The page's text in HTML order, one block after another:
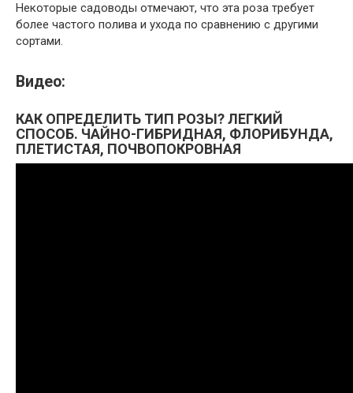
Некоторые садоводы отмечают, что эта роза требует
более частого полива и ухода по сравнению с другими
сортами.
Видео:
КАК ОПРЕДЕЛИТЬ ТИП РОЗЫ? ЛЕГКИЙ
СПОСОБ. ЧАЙНО-ГИБРИДНАЯ, ФЛОРИБУНДА,
ПЛЕТИСТАЯ, ПОЧВОПОКРОВНАЯ